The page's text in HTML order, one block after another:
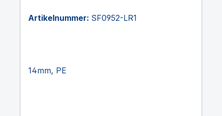
Artikelnummer: SF0952-LR1
14mm, PE